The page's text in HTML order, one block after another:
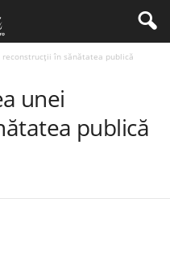
reconstrucții în sănătatea publică
unei
publică